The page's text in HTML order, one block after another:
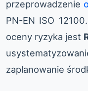
przeprowadzenie
PN-EN ISO
oceny ryzyka jest
zaplanowanie